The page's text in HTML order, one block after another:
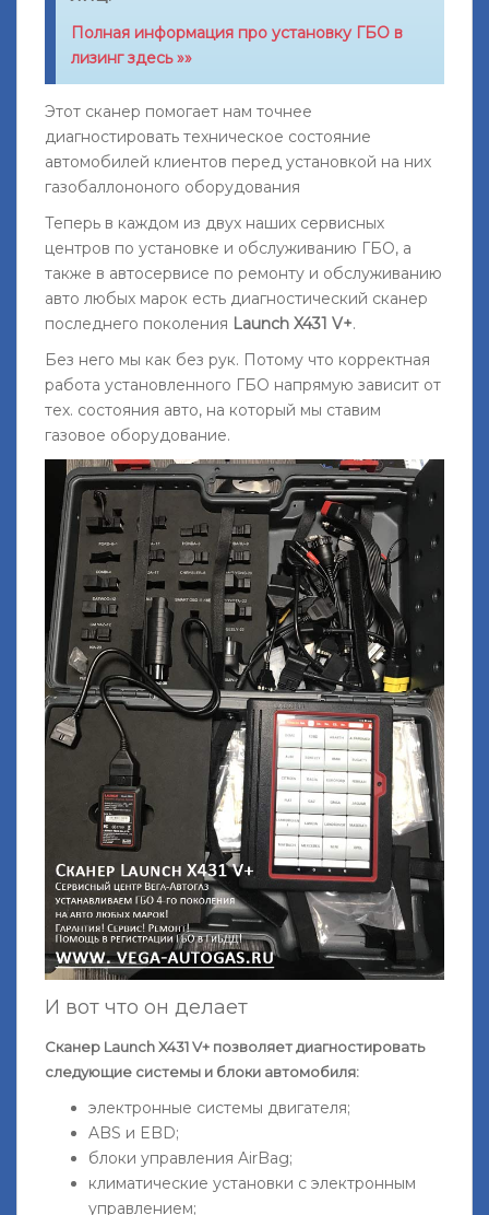
Полная информация про установку ГБО в
лизинг здесь »»
Этот сканер помогает нам точнее
диагностировать техническое состояние
автомобилей клиентов перед установкой на них
газобаллононого оборудования
Теперь в каждом из двух наших сервисных
центров по установке и обслуживанию ГБО, а
также в автосервисе по ремонту и обслуживанию
авто любых марок есть диагностический сканер
последнего поколения Launch X431 V+.
Без него мы как без рук. Потому что корректная
работа установленного ГБО напрямую зависит от
тех. состояния авто, на который мы ставим
газовое оборудование.
И вот что он делает
Сканер Launch X431 V+ позволяет диагностировать
следующие системы и блоки автомобиля:
электронные системы двигателя;
ABS и EBD;
блоки управления AirBag;
климатические установки с электронным
управлением;